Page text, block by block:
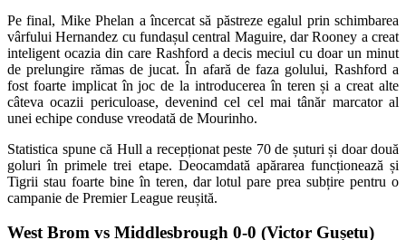
Pe final, Mike Phelan a încercat să păstreze egalul prin schimbarea
vârfului Hernandez cu fundașul central Maguire, dar Rooney a creat
inteligent ocazia din care Rashford a decis meciul cu doar un minut
de prelungire rămas de jucat. În afară de faza golului, Rashford a
fost foarte implicat în joc de la introducerea în teren și a creat alte
câteva ocazii periculoase, devenind cel cel mai tânăr marcator al
unei echipe conduse vreodată de Mourinho.
Statistica spune că Hull a recepționat peste 70 de șuturi și doar două
goluri în primele trei etape. Deocamdată apărarea funcționează și
Tigrii stau foarte bine în teren, dar lotul pare prea subțire pentru o
campanie de Premier League reușită.
West Brom vs Middlesbrough 0-0 (Victor Gușetu)